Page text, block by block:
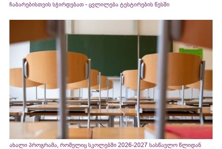
ჩაბარებისთვის სჭირდებათ - ცვლილება ტესტირების წესში
ახალი პროგრამა, რომელიც სკოლებში 2026-2027 სასწავლო წლიდან